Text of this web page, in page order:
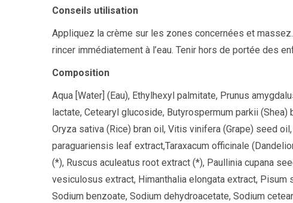
Conseils utilisation
Appliquez la crème sur les zones concernées et
rincer immédiatement à l’eau. Tenir hors de portée des
Composition
Aqua [Water] (Eau), Ethylhexyl palmitate, Prunus
lactate, Cetearyl glucoside, Butyrospermum parkii
Oryza sativa (Rice) bran oil, Vitis vinifera (Grape) seed
paraguariensis leaf extract,Taraxacum officinale
(*), Ruscus aculeatus root extract (*), Paullinia cupana
vesiculosus extract, Himanthalia elongata extract,
Sodium benzoate, Sodium dehydroacetate, Sodium